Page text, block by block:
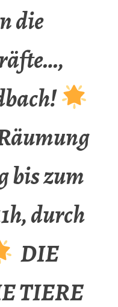
die
bis zum
durch
DIE
TIERE